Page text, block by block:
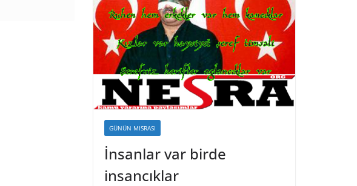
GÜNÜN MISRASI
İnsanlar var birde
insancıklar